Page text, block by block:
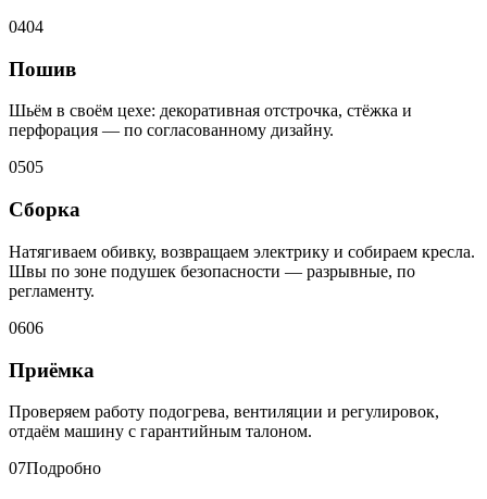
0404
Пошив
Шьём в своём цехе: декоративная отстрочка, стёжка и
перфорация — по согласованному дизайну.
0505
Сборка
Натягиваем обивку, возвращаем электрику и собираем кресла.
Швы по зоне подушек безопасности — разрывные, по
регламенту.
0606
Приёмка
Проверяем работу подогрева, вентиляции и регулировок,
отдаём машину с гарантийным талоном.
07Подробно